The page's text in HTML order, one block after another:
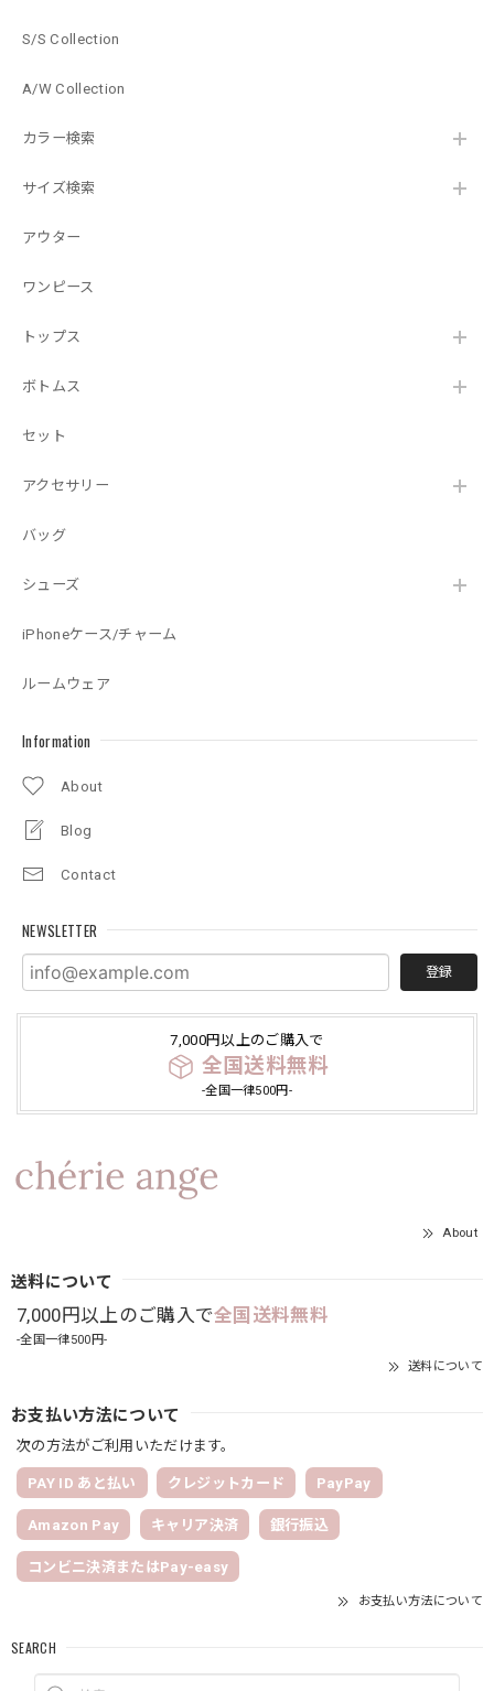
S/S Collection
A/W Collection
カラー検索
サイズ検索
アウター
ワンピース
トップス
ボトムス
セット
アクセサリー
バッグ
シューズ
iPhoneケース/チャーム
ルームウェア
Information
About
Blog
Contact
NEWSLETTER
登録
7,000円以上のご購入で
全国送料無料
-全国一律500円-
About
送料について
7,000円以上のご購入で全国送料無料
-全国一律500円-
送料について
お支払い方法について
次の方法がご利用いただけます。
PAY ID あと払い クレジットカード PayPay
Amazon Pay キャリア決済 銀行振込
コンビニ決済またはPay-easy
お支払い方法について
SEARCH